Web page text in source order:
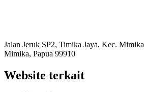
Jalan Jeruk SP2, Timika Jaya, Kec.
Mimika, Papua 99910
Website terkait